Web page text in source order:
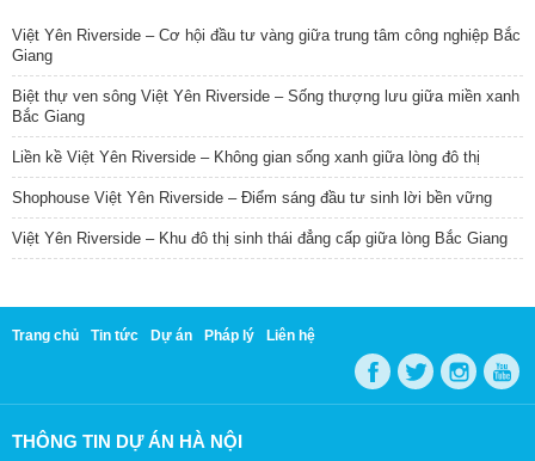
Việt Yên Riverside – Cơ hội đầu tư vàng giữa trung tâm công nghiệp Bắc
Giang
Biệt thự ven sông Việt Yên Riverside – Sống thượng lưu giữa miền xanh
Bắc Giang
Liền kề Việt Yên Riverside – Không gian sống xanh giữa lòng đô thị
Shophouse Việt Yên Riverside – Điểm sáng đầu tư sinh lời bền vững
Việt Yên Riverside – Khu đô thị sinh thái đẳng cấp giữa lòng Bắc Giang
Trang chủ Tin tức Dự án Pháp lý Liên hệ
THÔNG TIN DỰ ÁN HÀ NỘI